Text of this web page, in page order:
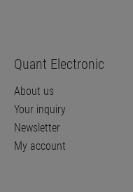
Quant Electronic
About us
Your inquiry
Newsletter
My account